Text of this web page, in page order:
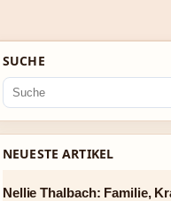
SUCHE
NEUESTE ARTIKEL
Nellie Thalbach: Familie,